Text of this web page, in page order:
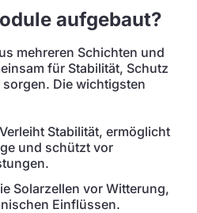
aufgebaut?
mehreren Schichten und
für Stabilität, Schutz
Die wichtigsten
Stabilität, ermöglicht
und schützt vor
Solarzellen vor Witterung,
Einflüssen.